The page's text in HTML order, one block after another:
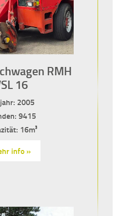
RMH
16
2005
9415
16m³
info »